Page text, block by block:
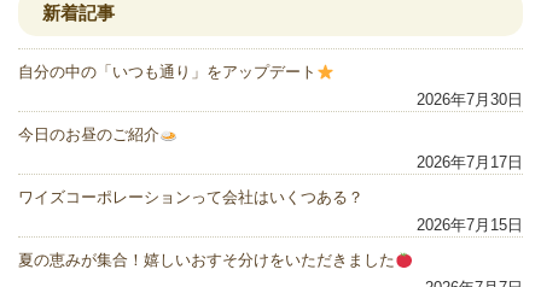
新着記事
自分の中の「いつも通り」をアップデート
2026年7月30日
今日のお昼のご紹介
2026年7月17日
ワイズコーポレーションって会社はいくつある？
2026年7月15日
夏の恵みが集合！嬉しいおすそ分けをいただきました